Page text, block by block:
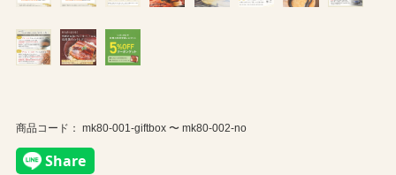
商品コード： mk80-001-giftbox 〜 mk80-002-no